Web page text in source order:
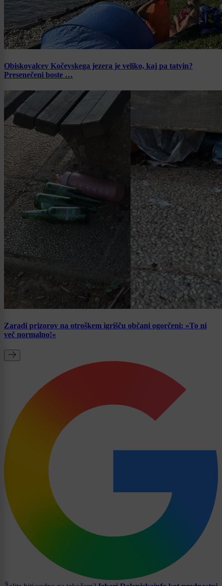
Obiskovalcev Kočevskega jezera je veliko, kaj pa tatvin?
Presenečeni boste …
Zaradi prizorov na otroškem igrišču občani ogorčeni: »To ni
več normalno!«